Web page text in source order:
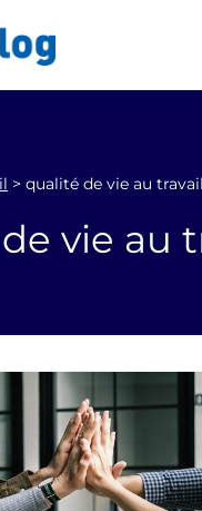
> qualité de vie au travail
vie au